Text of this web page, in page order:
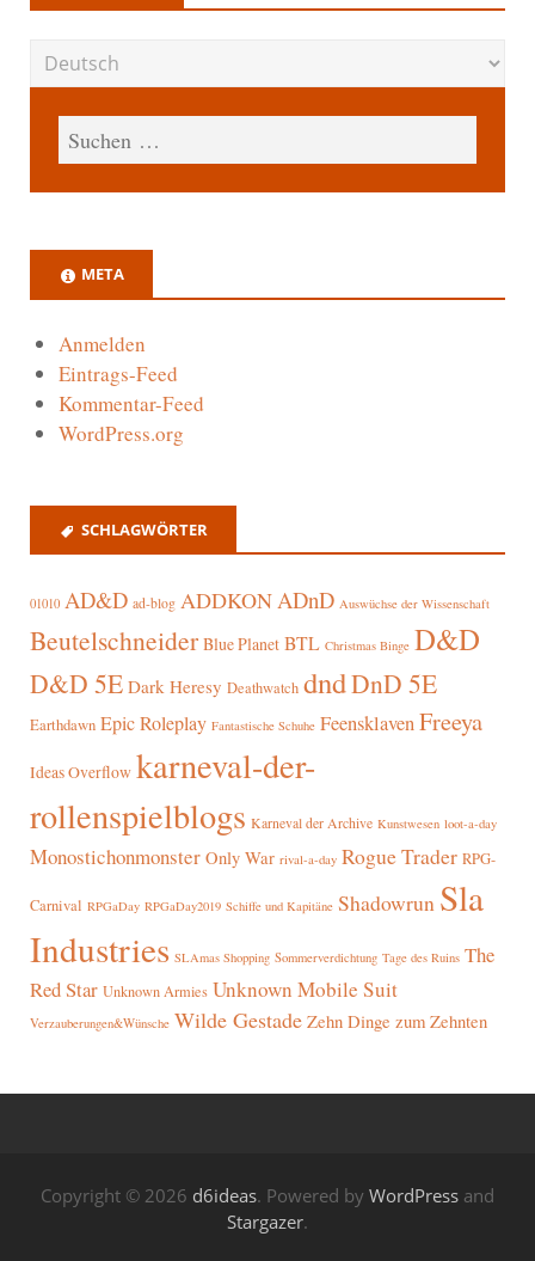
META
Anmelden
Eintrags-Feed
Kommentar-Feed
WordPress.org
SCHLAGWÖRTER
01010 AD&D ad-blog ADDKONADnD Auswüchse der Wissenschaft
Beutelschneider Blue Planet BTL Christmas Binge D&D
D&D 5E Dark Heresy Deathwatch dndDnD 5E
Earthdawn Epic Roleplay Fantastische Schuhe FeensklavenFreeya
Ideas Overflow karneval-der-
rollenspielblogs Karneval der Archive Kunstwesen loot-a-day
Monostichonmonster Only War rival-a-day Rogue Trader RPG-
Carnival RPGaDay RPGaDay2019 Schiffe und Kapitäne Shadowrun Sla
Industries SLAmas Shopping Sommerverdichtung Tage des Ruins The
Red Star Unknown Armies Unknown Mobile Suit
Verzauberungen&Wünsche Wilde Gestade Zehn Dinge zum Zehnten
Copyright © 2026 d6ideas. Powered by WordPress and
Stargazer.